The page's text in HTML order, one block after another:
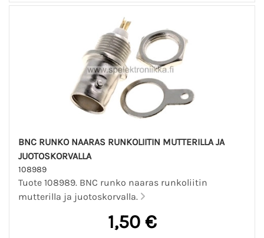
BNC RUNKO NAARAS RUNKOLIITIN MUTTERILLA JA
JUOTOSKORVALLA
108989
Tuote 108989. BNC runko naaras runkoliitin
mutterilla ja juotoskorvalla.
1,50 €